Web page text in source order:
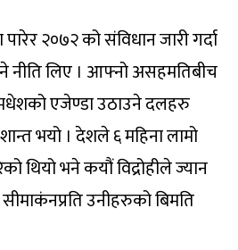
२०७२ को संविधान जारी गर्दा
लिए । आफ्नो असहमतिबीच
एजेण्डा उठाउने दलहरु
भयो । देशले ६ महिना लामो
थियो भने कयौं विद्रोहीले ज्यान
उनीहरुको बिमति